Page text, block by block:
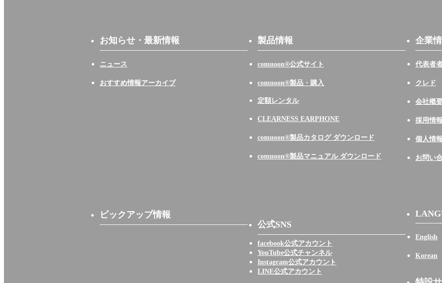
お知らせ・最新情報
ニュース
おすすめ情報アーカイブ
製品情報
comuoon®公式サイト
comuoon®製品・購入
定額レンタル
CLEARNESS EARPHONE
comuoon®製品カタログ ダウンロード
comuoon®製品マニュアル ダウンロード
企業
代表者
クレド
会社概
採用情報
個人情
お問い
ピックアップ情報
公式SNS
facebook公式アカウント
YouTube公式チャンネル
Instagram公式アカウント
LINE公式アカウント
English
Korean